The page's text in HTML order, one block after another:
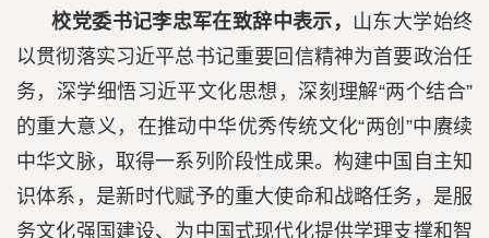
校党委书记李忠军在致辞中表示， 山东大学始终
以贯彻落实习近平总书记重要回信精神为首要政治任
务，深学细悟习近平文化思想，深刻理解“两个结合”
的重大意义，在推动中华优秀传统文化“两创”中赓续
中华文脉，取得一系列阶段性成果。构建中国自主知
识体系，是新时代赋予的重大使命和战略任务，是服
务文化强国建设、为中国式现代化提供学理支撑和智